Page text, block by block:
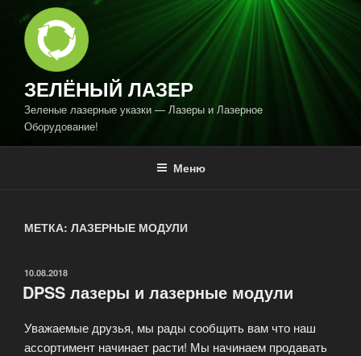
ЗЕЛЁНЫЙ ЛАЗЕР
Зеленые лазерные указки — Лазеры и Лазерное
Оборудование!
Меню
МЕТКА: ЛАЗЕРНЫЕ МОДУЛИ
ОПУБЛИКОВАНО
10.08.2018
DPSS лазеры и лазерные модули
Уважаемые друзья, мы рады сообщить вам что наш
ассортимент начинает расти! Мы начинаем продавать